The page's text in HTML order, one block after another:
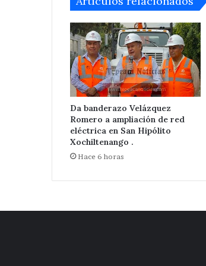
Da banderazo Velázquez
Romero a ampliación de red
eléctrica en San Hipólito
Xochiltenango .
Hace 6 horas
Tepeaca